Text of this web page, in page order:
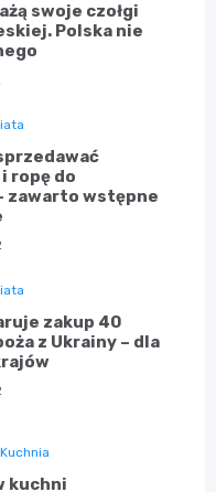
swoje czołgi
Polska nie
ropę do
zawarto wstępne
zakup 40
z Ukrainy – dla
Kuchnia
kuchni